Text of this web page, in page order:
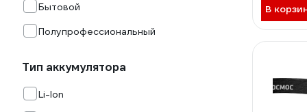
Бытовой
Полупрофессиональный
Тип аккумулятора
Li-Ion
В